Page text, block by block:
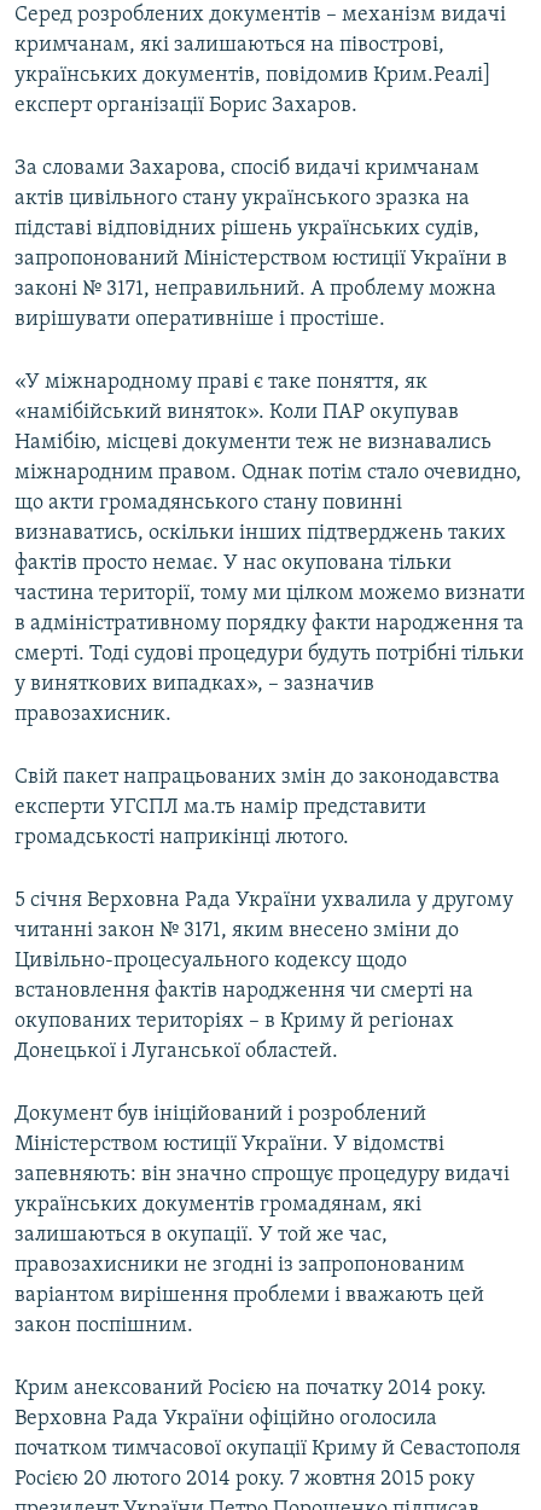
Серед розроблених документів – механізм видачі
кримчанам, які залишаються на півострові,
українських документів, повідомив Крим.Реалі]
експерт організації Борис Захаров.
За словами Захарова, спосіб видачі кримчанам
актів цивільного стану українського зразка на
підставі відповідних рішень українських судів,
запропонований Міністерством юстиції України в
законі № 3171, неправильний. А проблему можна
вирішувати оперативніше і простіше.
«У міжнародному праві є таке поняття, як
«намібійський виняток». Коли ПАР окупував
Намібію, місцеві документи теж не визнавались
міжнародним правом. Однак потім стало очевидно,
що акти громадянського стану повинні
визнаватись, оскільки інших підтверджень таких
фактів просто немає. У нас окупована тільки
частина території, тому ми цілком можемо визнати
в адміністративному порядку факти народження та
смерті. Тоді судові процедури будуть потрібні тільки
у виняткових випадках», – зазначив
правозахисник.
Свій пакет напрацьованих змін до законодавства
експерти УГСПЛ ма.ть намір представити
громадськості наприкінці лютого.
5 січня Верховна Рада України ухвалила у другому
читанні закон № 3171, яким внесено зміни до
Цивільно-процесуального кодексу щодо
встановлення фактів народження чи смерті на
окупованих територіях – в Криму й регіонах
Донецької і Луганської областей.
Документ був ініційований і розроблений
Міністерством юстиції України. У відомстві
запевняють: він значно спрощує процедуру видачі
українських документів громадянам, які
залишаються в окупації. У той же час,
правозахисники не згодні із запропонованим
варіантом вирішення проблеми і вважають цей
закон поспішним.
Крим анексований Росією на початку 2014 року.
Верховна Рада України офіційно оголосила
початком тимчасової окупації Криму й Севастополя
Росією 20 лютого 2014 року. 7 жовтня 2015 року